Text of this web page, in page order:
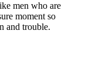
men who are
moment so
and trouble.